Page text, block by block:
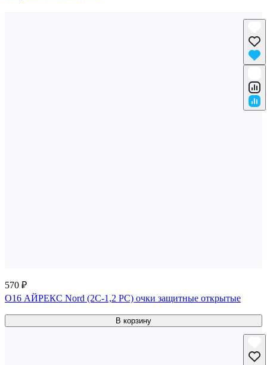
570 ₽
O16 АЙРЕКС Nord (2C-1,2 PC) очки защитные открытые
В корзину